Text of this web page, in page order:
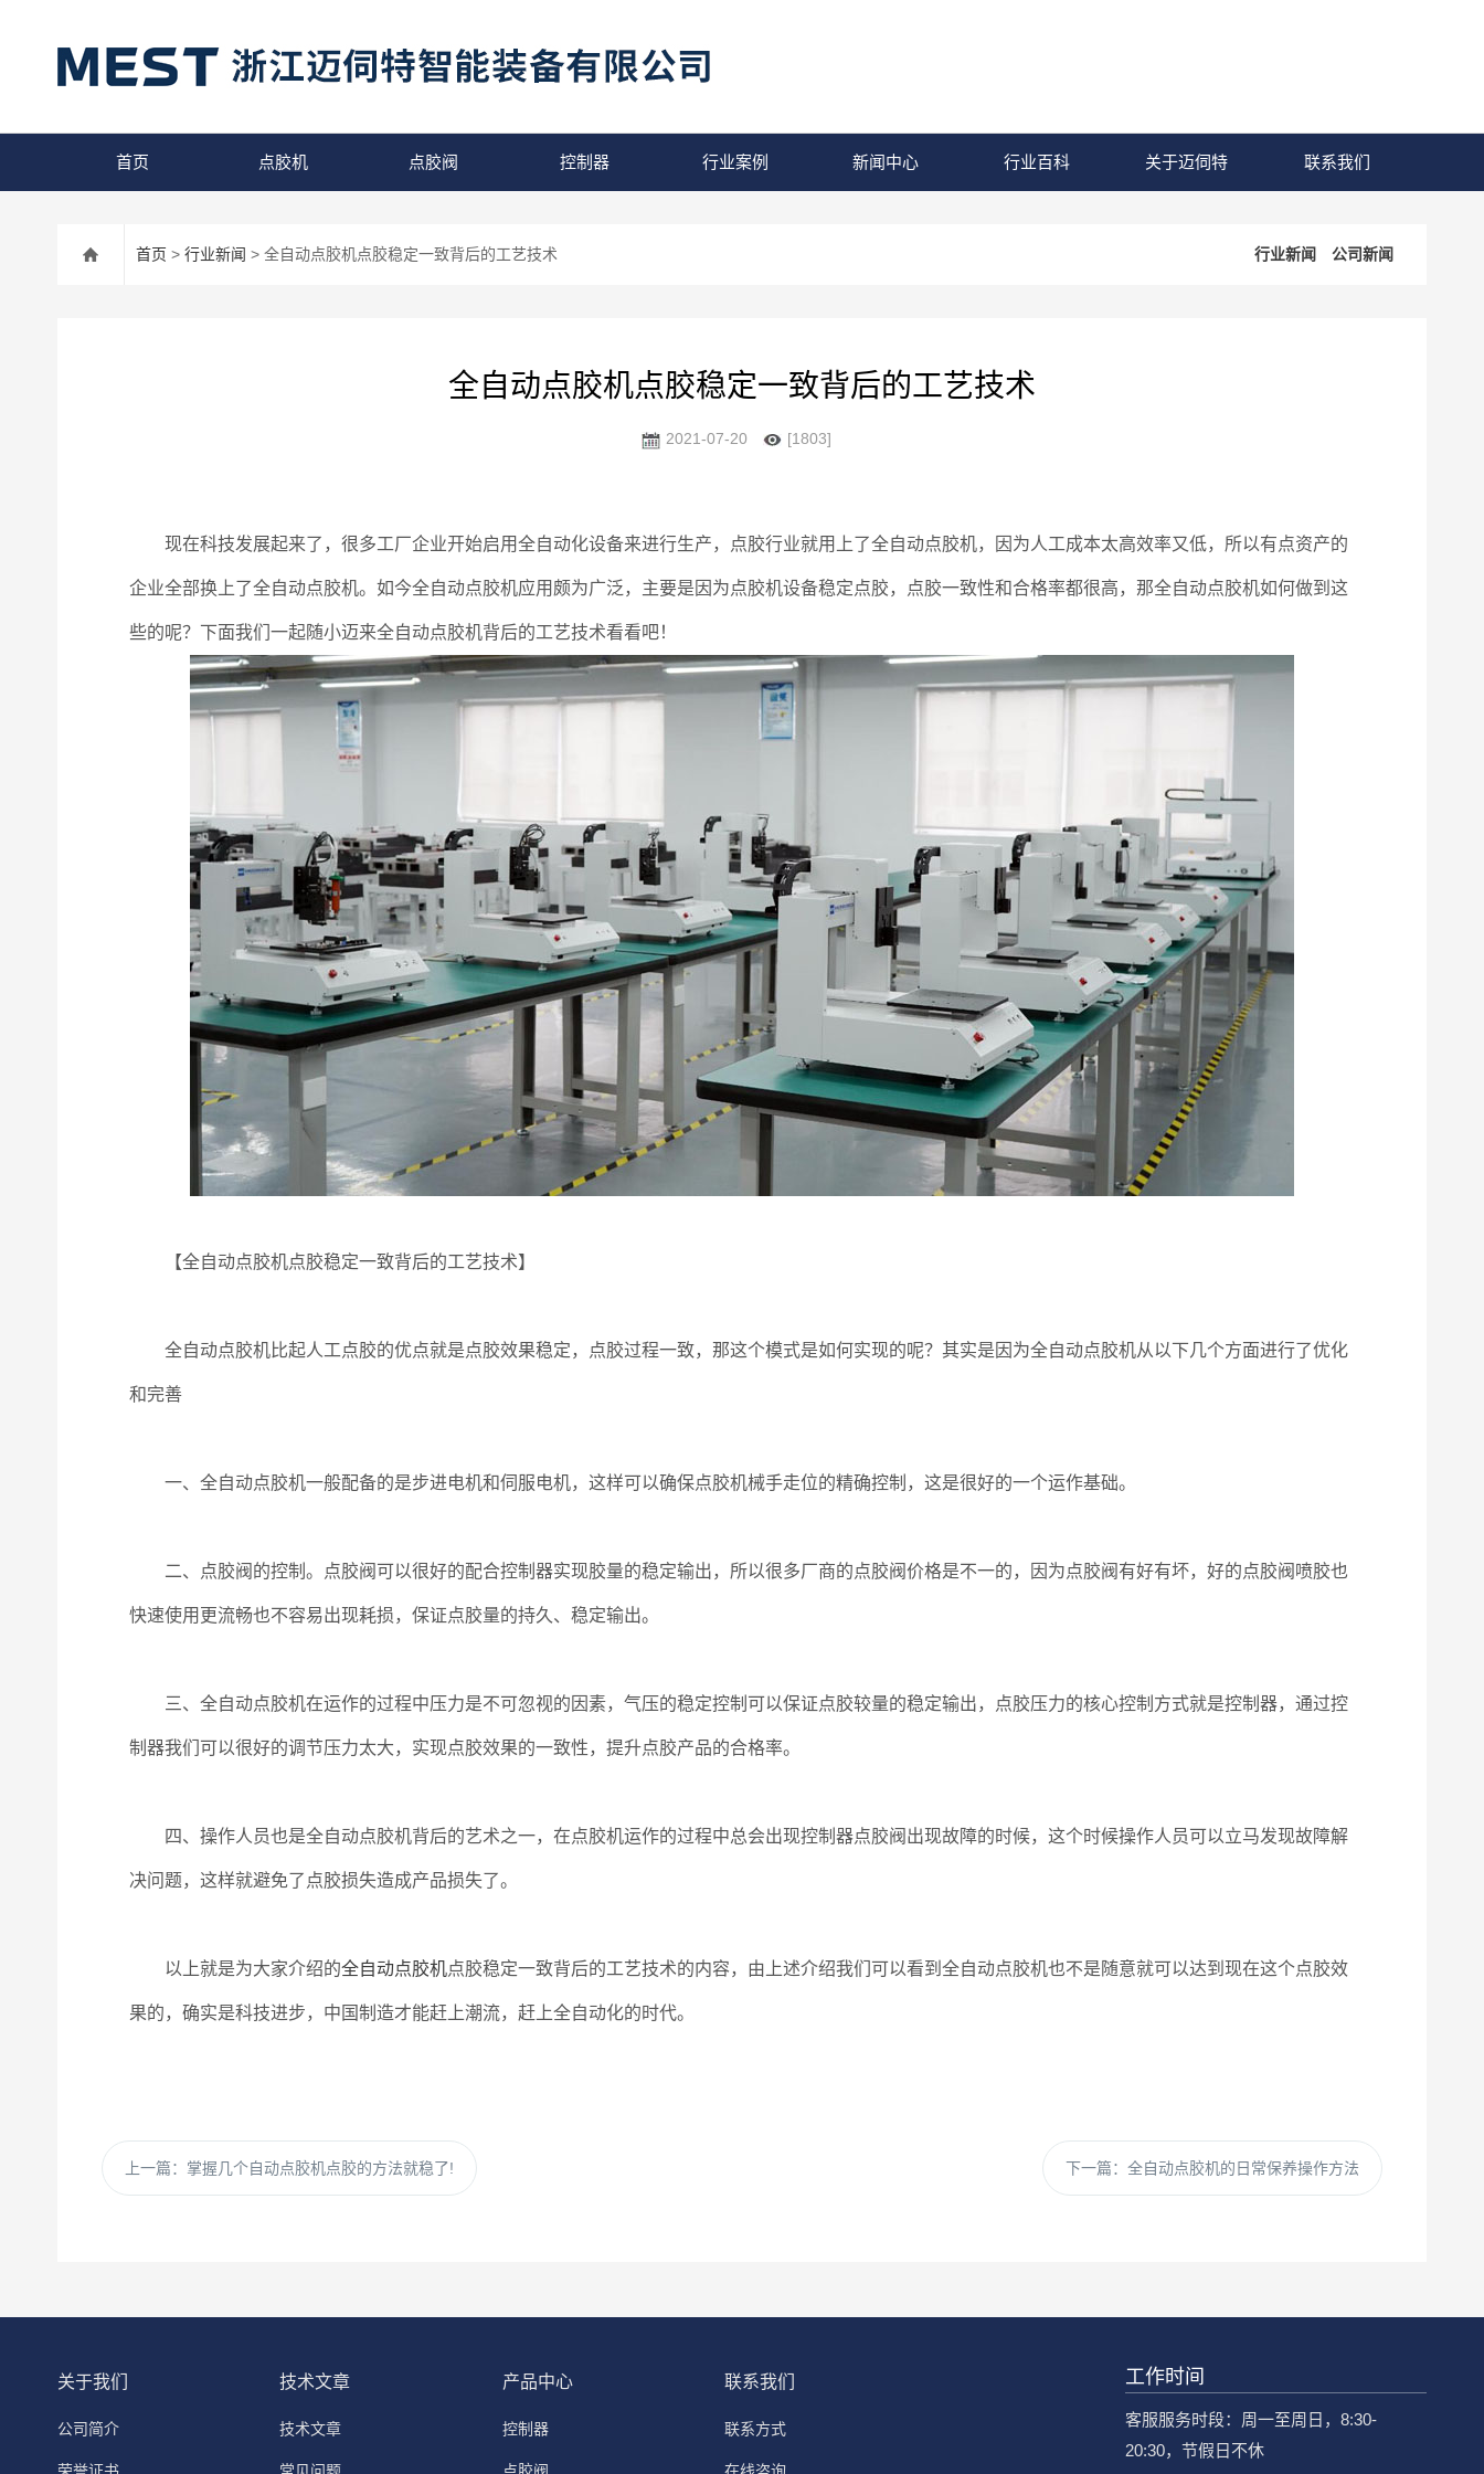
首页 点胶机 点胶阀 控制器 行业案例 新闻中心 行业百科 关于迈伺特 联系我们
首页 > 行业新闻 > 全自动点胶机点胶稳定一致背后的工艺技术 行业新闻 公司新闻
全自动点胶机点胶稳定一致背后的工艺技术
2021-07-20 [1803]
现在科技发展起来了，很多工厂企业开始启用全自动化设备来进行生产，点胶行业就用上了全自动点胶机，因为人工成本太高效率又低，所以有点资产的
企业全部换上了全自动点胶机。如今全自动点胶机应用颇为广泛，主要是因为点胶机设备稳定点胶，点胶一致性和合格率都很高，那全自动点胶机如何做到这
些的呢？下面我们一起随小迈来全自动点胶机背后的工艺技术看看吧！
【全自动点胶机点胶稳定一致背后的工艺技术】
全自动点胶机比起人工点胶的优点就是点胶效果稳定，点胶过程一致，那这个模式是如何实现的呢？其实是因为全自动点胶机从以下几个方面进行了优化
和完善
一、全自动点胶机一般配备的是步进电机和伺服电机，这样可以确保点胶机械手走位的精确控制，这是很好的一个运作基础。
二、点胶阀的控制。点胶阀可以很好的配合控制器实现胶量的稳定输出，所以很多厂商的点胶阀价格是不一的，因为点胶阀有好有坏，好的点胶阀喷胶也
快速使用更流畅也不容易出现耗损，保证点胶量的持久、稳定输出。
三、全自动点胶机在运作的过程中压力是不可忽视的因素，气压的稳定控制可以保证点胶较量的稳定输出，点胶压力的核心控制方式就是控制器，通过控
制器我们可以很好的调节压力太大，实现点胶效果的一致性，提升点胶产品的合格率。
四、操作人员也是全自动点胶机背后的艺术之一，在点胶机运作的过程中总会出现控制器点胶阀出现故障的时候，这个时候操作人员可以立马发现故障解
决问题，这样就避免了点胶损失造成产品损失了。
以上就是为大家介绍的全自动点胶机点胶稳定一致背后的工艺技术的内容，由上述介绍我们可以看到全自动点胶机也不是随意就可以达到现在这个点胶效
果的，确实是科技进步，中国制造才能赶上潮流，赶上全自动化的时代。
上一篇： 掌握几个自动点胶机点胶的方法就稳了! 下一篇： 全自动点胶机的日常保养操作方法
关于我们
公司简介
技术文章
技术文章
产品中心
控制器
联系我们
联系方式
工作时间
客服服务时段：周一至周日，8:30-
20:30，节假日不休